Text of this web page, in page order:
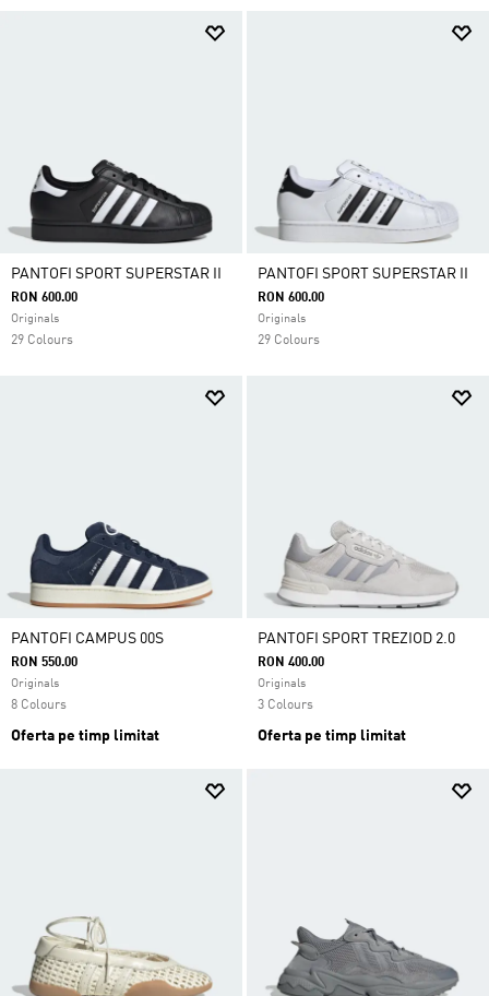
și concentrată asupra antrenamentului tău.
PANTOFI SPORT SUPERSTAR II
RON 600.00
Originals
29 Colours
PANTOFI SPORT SUPERSTAR II
RON 600.00
Originals
29 Colours
PANTOFI CAMPUS 00S
RON 550.00
Originals
8 Colours
Oferta pe timp limitat
PANTOFI SPORT TREZIOD 2.0
RON 400.00
Originals
3 Colours
Oferta pe timp limitat